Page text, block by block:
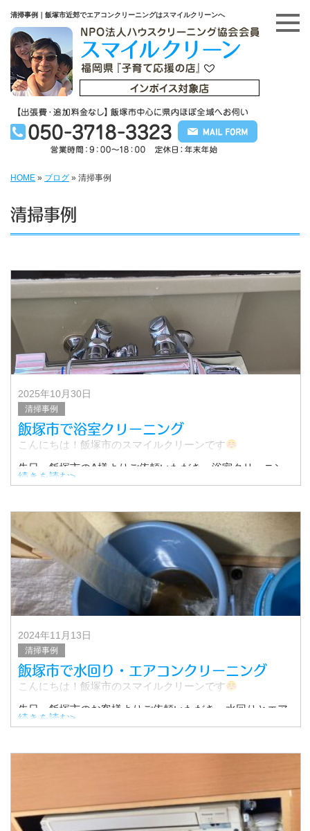
清掃事例｜飯塚市近郊でエアコンクリーニングはスマイルクリーンへ
HOME » ブログ » 清掃事例
清掃事例
2025年10月30日
清掃事例
飯塚市で浴室クリーニング
こんにちは！飯塚市のスマイルクリーンです
先日、飯塚市のA様よりご依頼いただき、浴室クリーニン
グを実施いたしました。
続きを読む>
2024年11月13日
清掃事例
飯塚市で水回り・エアコンクリーニング
こんにちは！飯塚市のスマイルクリーンです
先日、飯塚市のお客様よりご依頼いただき、水回りとエア
コンクリーニング行いました。
だきました！
続きを読む>